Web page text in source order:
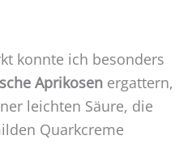
konnte ich besonders
Aprikosenergattern,
leichten Säure, die
Quarkcreme